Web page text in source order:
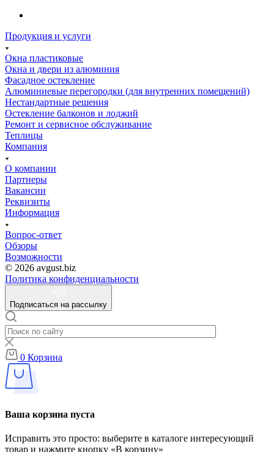
Продукция и услуги
Окна пластиковые
Окна и двери из алюминия
Фасадное остекление
Алюминиевые перегородки (для внутренних помещений)
Нестандартные решения
Остекление балконов и лоджий
Ремонт и сервисное обслуживание
Теплицы
Компания
О компании
Партнеры
Вакансии
Реквизиты
Информация
Вопрос-ответ
Обзоры
Возможности
© 2026 avgust.biz
Политика конфиденциальности
Подписаться на рассылку
0 Корзина
Ваша корзина пуста
Исправить это просто: выберите в каталоге интересующий
товар и нажмите кнопку «В корзину»